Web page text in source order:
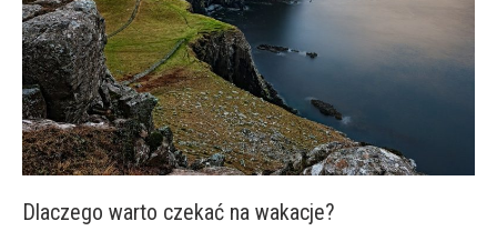
Dlaczego warto czekać na wakacje?